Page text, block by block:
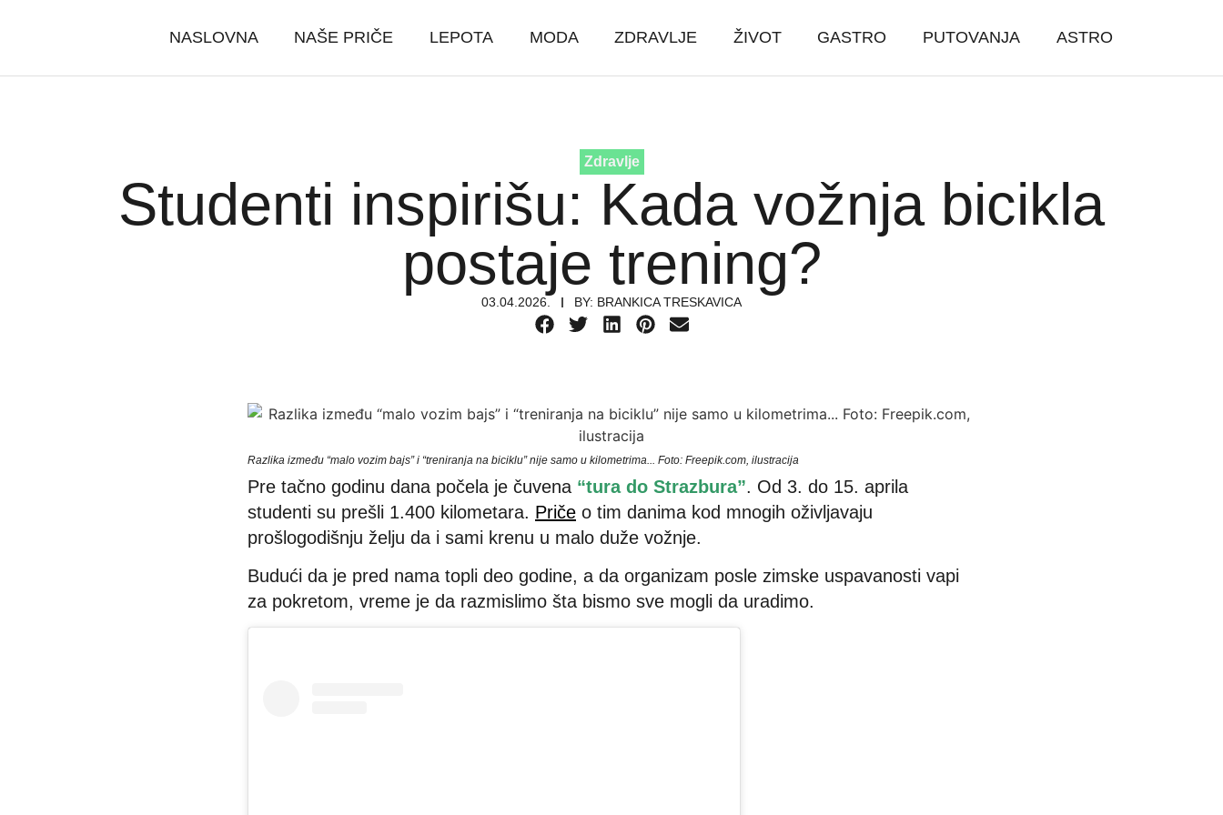
NASLOVNA NAŠE PRIČE LEPOTA MODA ZDRAVLJE ŽIVOT GASTRO PUTOVANJA ASTRO
Zdravlje
Studenti inspirišu: Kada vožnja bicikla
postaje trening?
03.04.2026. BY: BRANKICA TRESKAVICA
Razlika između “malo vozim bajs” i “treniranja na biciklu” nije samo u kilometrima... Foto: Freepik.com, ilustracija
Pre tačno godinu dana počela je čuvena “tura do Strazbura”. Od 3. do 15. aprila
studenti su prešli 1.400 kilometara. Priče o tim danima kod mnogih oživljavaju
prošlogodišnju želju da i sami krenu u malo duže vožnje.
Budući da je pred nama topli deo godine, a da organizam posle zimske uspavanosti vapi
za pokretom, vreme je da razmislimo šta bismo sve mogli da uradimo.